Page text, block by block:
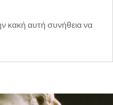
κακή αυτή συνήθεια να